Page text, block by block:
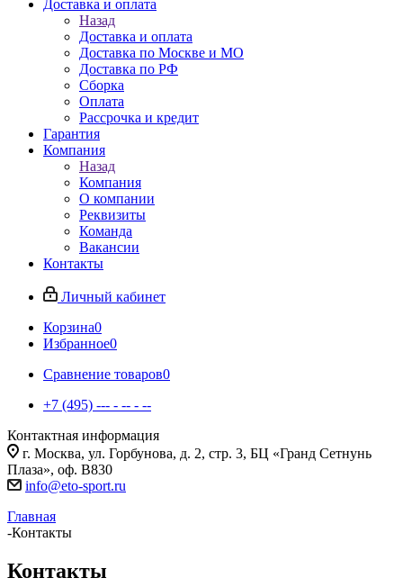
Доставка и оплата
Назад
Доставка и оплата
Доставка по Москве и МО
Доставка по РФ
Сборка
Оплата
Рассрочка и кредит
Гарантия
Компания
Назад
Компания
О компании
Реквизиты
Команда
Вакансии
Контакты
Личный кабинет
Корзина0
Избранное0
Сравнение товаров0
+7 (495) --- - -- - --
Контактная информация
г. Москва, ул. Горбунова, д. 2, стр. 3, БЦ «Гранд Сетнунь
Плаза», оф. В830
info@eto-sport.ru
Главная
-Контакты
Контакты